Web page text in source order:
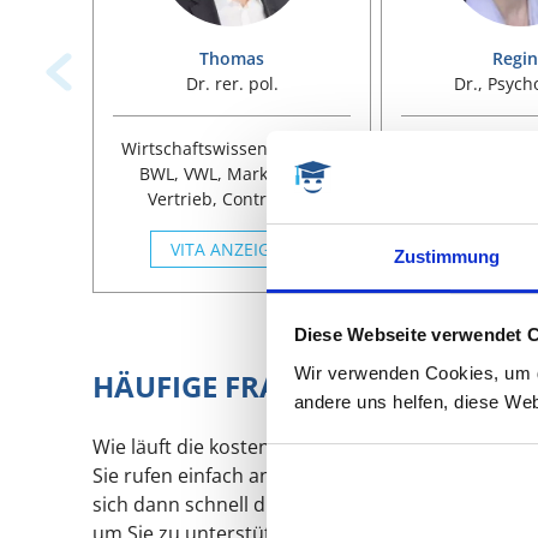
Zustimmung
Diese Webseite verwendet
Wir verwenden Cookies,
andere uns helfen, diese
Thomas
Dr. rer. pol.
Wirtschaftswissenschaften,
BWL, VWL, Marketing &
Vertrieb, Controlling,
Rechnungswesen,
Gesundheitsmanagem.
VITA ANZEIGEN
Dr.,
Leadership,
Forschung,
Klinische
Psychotherapie,
Qualitative
VITA
HÄUFIGE FRAGEN
Wie läuft die kostenlose Vorabberatung ab?
Sie rufen einfach an und sprechen mit einer
sich dann schnell die weitere Zielrichtung.
um Sie zu unterstützen? Bevor man die